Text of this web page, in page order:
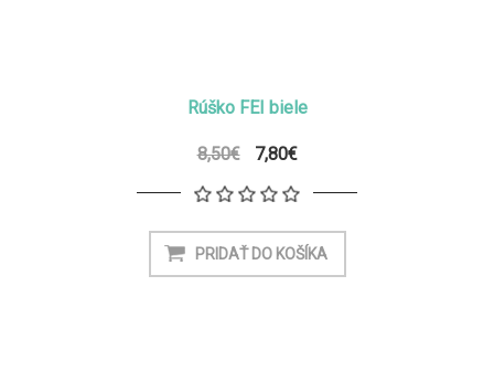
Rúško FEI biele
8,50€ 7,80€